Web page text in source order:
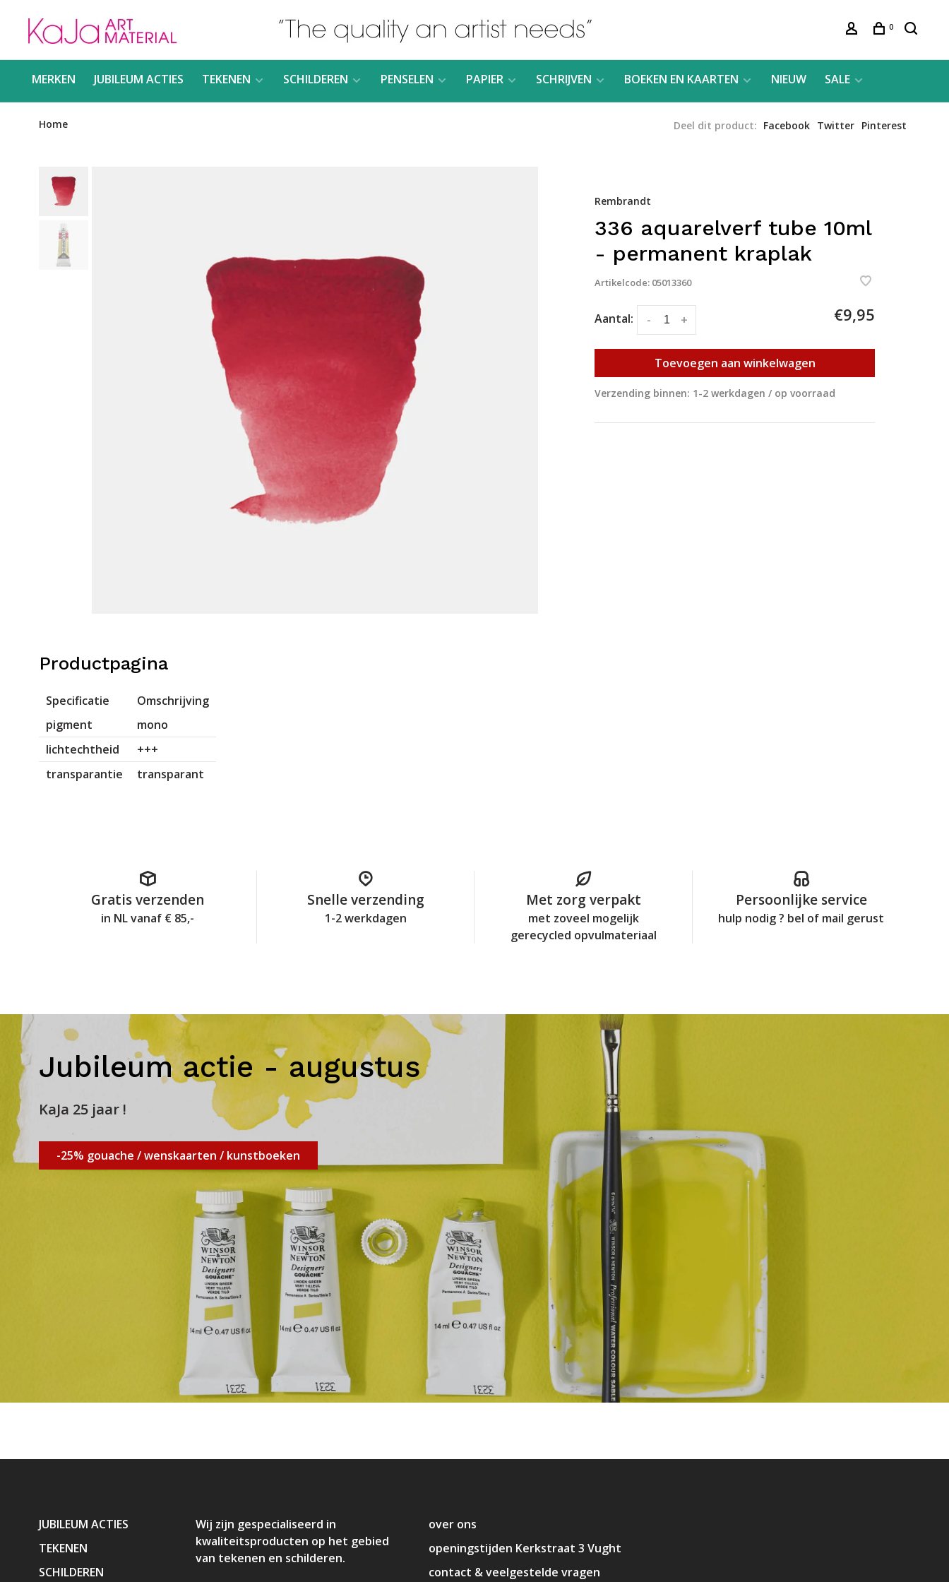
0
MERKEN JUBILEUM ACTIES TEKENEN SCHILDEREN PENSELEN PAPIER SCHRIJVEN BOEKEN EN KAARTEN NIEUW SALE
Home Deel dit product: Facebook Twitter Pinterest
Rembrandt
336 aquarelverf tube 10ml
- permanent kraplak
Artikelcode: 05013360
Aantal: +
- €9,95
Toevoegen aan winkelwagen
Verzending binnen: 1-2 werkdagen / op voorraad
Productpagina
Specificatie
Omschrijving
pigment
mono
lichtechtheid
+++
transparantie
transparant
Gratis verzenden
in NL vanaf € 85,-
Snelle verzending
1-2 werkdagen
Met zorg verpakt
met zoveel mogelijk
gerecycled opvulmateriaal
Persoonlijke service
hulp nodig ? bel of mail gerust
Jubileum actie - augustus
KaJa 25 jaar !
-25% gouache / wenskaarten / kunstboeken
JUBILEUM ACTIES
TEKENEN
SCHILDEREN
Wij zijn gespecialiseerd in
kwaliteitsproducten op het gebied
van tekenen en schilderen.
over ons
openingstijden Kerkstraat 3 Vught
contact & veelgestelde vragen